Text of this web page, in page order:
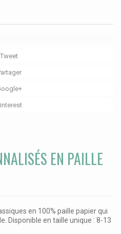
Tweet
EN PAILLE
en 100% paille papier qui
Disponible en taille unique : 8-13